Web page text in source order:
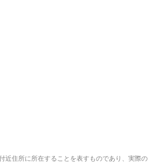
近住所に所在することを表すものであり、実際の